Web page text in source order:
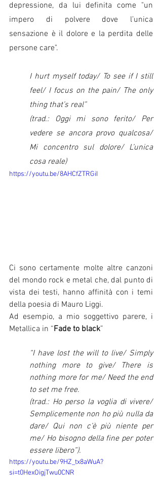
depressione, da lui definita come "un
impero di polvere dove l’unica
sensazione è il dolore e la perdita delle
persone care".
I hurt myself today/ To see if I still
feel/ I focus on the pain/ The only
thing that’s real”
(trad.: Oggi mi sono ferito/ Per
vedere se ancora provo qualcosa/
Mi concentro sul dolore/ L’unica
cosa reale)
https://youtu.be/8AHCfZTRGiI
Ci sono certamente molte altre canzoni
del mondo rock e metal che, dal punto di
vista dei testi, hanno affinità con i temi
della poesia di Mauro Liggi.
Ad esempio, a mio soggettivo parere, i
Metallica in “Fade to black”
“I have lost the will to live/ Simply
nothing more to give/ There is
nothing more for me/ Need the end
to set me free.
(trad.: Ho perso la voglia di vivere/
Semplicemente non ho più nulla da
dare/ Qui non c’è più niente per
me/ Ho bisogno della fine per poter
essere libero”).
https://youtu.be/9HZ_tx8aWuA?
si=t0HexOigjTwu0CNR